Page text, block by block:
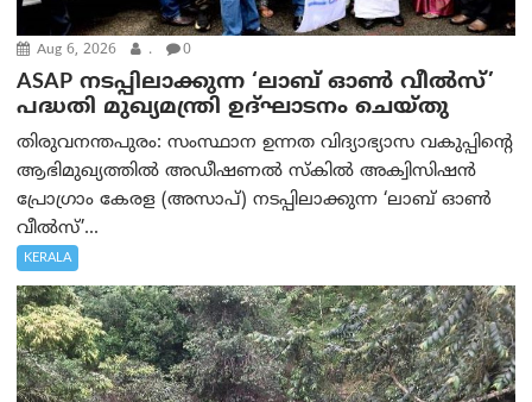
Aug 6, 2026 . 0
ASAP നടപ്പിലാക്കുന്ന ‘ലാബ് ഓൺ വീൽസ്’
പദ്ധതി മുഖ്യമന്ത്രി ഉദ്ഘാടനം ചെയ്തു
തിരുവനന്തപുരം: സംസ്ഥാന ഉന്നത വിദ്യാഭ്യാസ വകുപ്പിന്റെ
ആഭിമുഖ്യത്തിൽ അഡീഷണൽ സ്കിൽ അക്വിസിഷൻ
പ്രോഗ്രാം കേരള (അസാപ്) നടപ്പിലാക്കുന്ന ‘ലാബ് ഓൺ
വീൽസ്’...
KERALA